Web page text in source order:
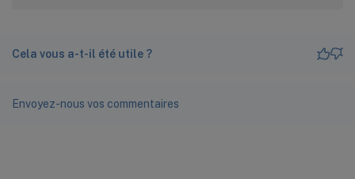
Cela vous a-t-il été utile ?
Envoyez-nous vos commentaires